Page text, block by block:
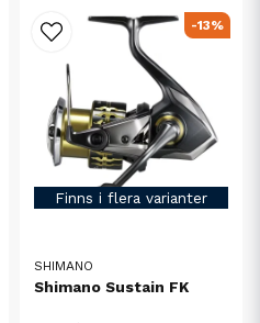
Finns i flera varianter
SHIMANO
Shimano Sustain FK
-13%